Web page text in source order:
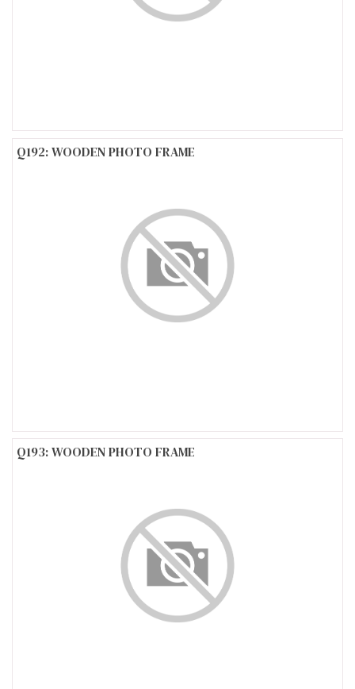
Q192: WOODEN PHOTO FRAME
Q193: WOODEN PHOTO FRAME